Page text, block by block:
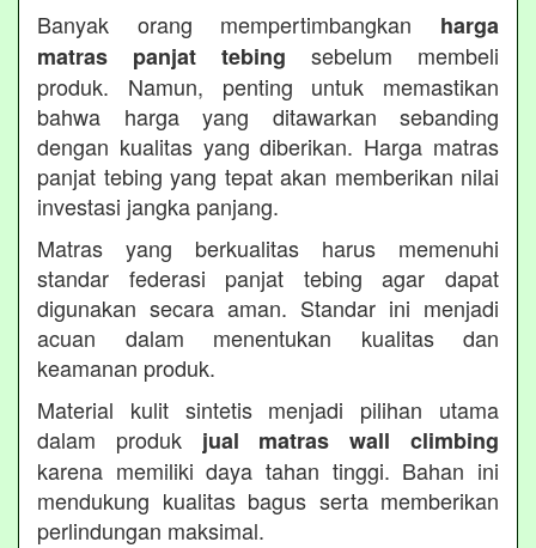
Banyak orang mempertimbangkan harga
matras panjat tebing sebelum membeli
produk. Namun, penting untuk memastikan
bahwa harga yang ditawarkan sebanding
dengan kualitas yang diberikan. Harga matras
panjat tebing yang tepat akan memberikan nilai
investasi jangka panjang.
Matras yang berkualitas harus memenuhi
standar federasi panjat tebing agar dapat
digunakan secara aman. Standar ini menjadi
acuan dalam menentukan kualitas dan
keamanan produk.
Material kulit sintetis menjadi pilihan utama
dalam produk jual matras wall climbing
karena memiliki daya tahan tinggi. Bahan ini
mendukung kualitas bagus serta memberikan
perlindungan maksimal.